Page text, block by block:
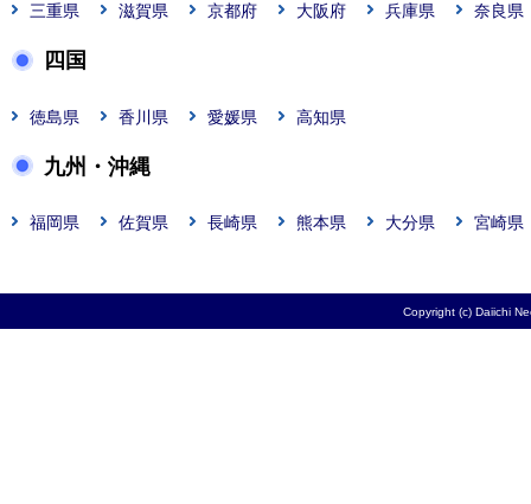
三重県 滋賀県 京都府 大阪府 兵庫県 奈良県
四国
徳島県 香川県 愛媛県 高知県
九州・沖縄
福岡県 佐賀県 長崎県 熊本県 大分県 宮崎県
Copyright (c) Daiichi